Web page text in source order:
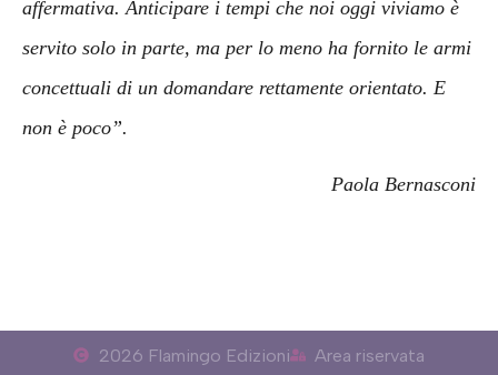
affermativa. Anticipare i tempi che noi oggi viviamo è
servito solo in parte, ma per lo meno ha fornito le armi
concettuali di un domandare rettamente orientato. E
non è poco”.
Paola Bernasconi
2026 Flamingo Edizioni
Area riservata